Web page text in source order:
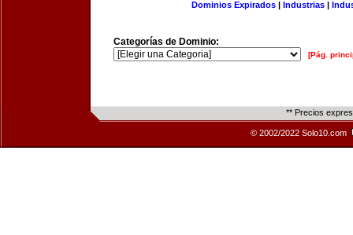
Dominios Expirados | Industrias |
Categorías de Dominio:
[Pág.
** Precios
© 2002/2022 Solo10.com